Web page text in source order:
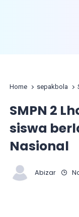
Home sepakbola
SMPN 2
siswa
Nasional
Abizar